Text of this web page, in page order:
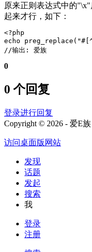
原来正则表达式中的
起来才行，如下：
<?php
echo
//输出: 爱族
0
0 个回复
登录进行回复
Copyright © 2026 - 爱E族
访问桌面版网站
发现
话题
发起
搜索
我
登录
注册